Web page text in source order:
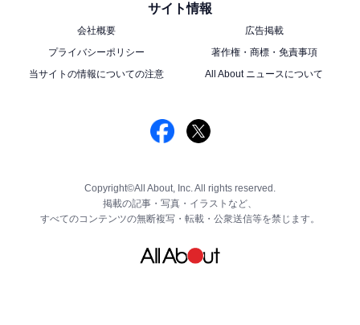
サイト情報
会社概要
広告掲載
プライバシーポリシー
著作権・商標・免責事項
当サイトの情報についての注意
All About ニュースについて
Copyright©All About, Inc. All rights reserved.
掲載の記事・写真・イラストなど、
すべてのコンテンツの無断複写・転載・公衆送信等を禁じます。